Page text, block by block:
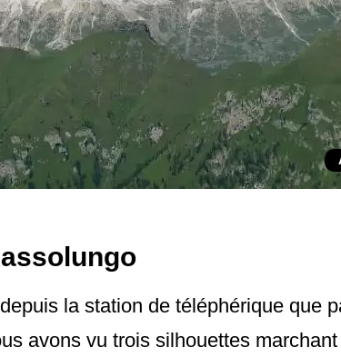
la station de téléphérique que
avons vu trois silhouettes